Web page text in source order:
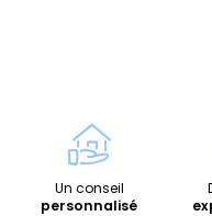
Un conseil
personnalisé